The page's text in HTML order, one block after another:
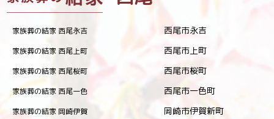
家族葬の結家 西尾永吉 西尾市永吉
家族葬の結家 西尾上町 西尾市上町
家族葬の結家 西尾桜町 西尾市桜町
家族葬の結家 西尾一色 西尾市一色町
家族葬の結家 岡崎伊賀 岡崎市伊賀新町